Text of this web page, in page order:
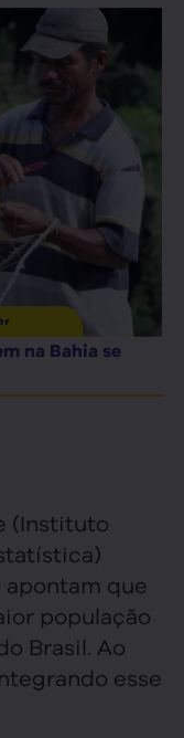
na Bahia se
(Instituto
apontam que
população
Brasil. Ao
esse